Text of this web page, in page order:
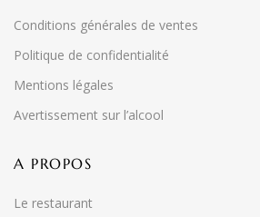
Conditions générales de ventes
Politique de confidentialité
Mentions légales
Avertissement sur l’alcool
A PROPOS
Le restaurant